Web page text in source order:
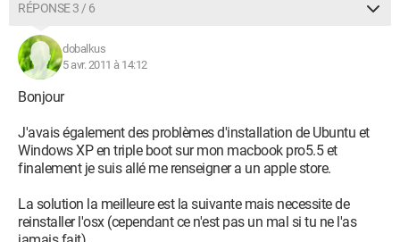
RÉPONSE 3 / 6
dobalkus
5 avr. 2011 à 14:12
Bonjour
J'avais également des problèmes d'installation de Ubuntu et
Windows XP en triple boot sur mon macbook pro5.5 et
finalement je suis allé me renseigner a un apple store.
La solution la meilleure est la suivante mais necessite de
reinstaller l'osx (cependant ce n'est pas un mal si tu ne l'as